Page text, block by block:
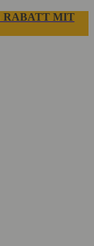
RABATT MIT